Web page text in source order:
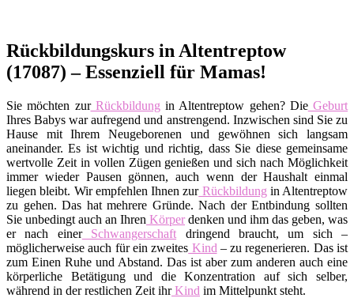
Rückbildungskurs in Altentreptow
(17087) – Essenziell für Mamas!
Sie möchten zurRückbildung in Altentreptow gehen? DieGeburt
Ihres Babys war aufregend und anstrengend. Inzwischen sind Sie zu
Hause mit Ihrem Neugeborenen und gewöhnen sich langsam
aneinander. Es ist wichtig und richtig, dass Sie diese gemeinsame
wertvolle Zeit in vollen Zügen genießen und sich nach Möglichkeit
immer wieder Pausen gönnen, auch wenn der Haushalt einmal
liegen bleibt. Wir empfehlen Ihnen zurRückbildung in Altentreptow
zu gehen. Das hat mehrere Gründe. Nach der Entbindung sollten
Sie unbedingt auch an Ihren Körperdenken und ihm das geben, was
er nach einerSchwangerschaft dringend braucht, um sich –
möglicherweise auch für ein zweites Kind – zu regenerieren. Das ist
zum Einen Ruhe und Abstand. Das ist aber zum anderen auch eine
körperliche Betätigung und die Konzentration auf sich selber,
während in der restlichen Zeit ihrKind im Mittelpunkt steht.